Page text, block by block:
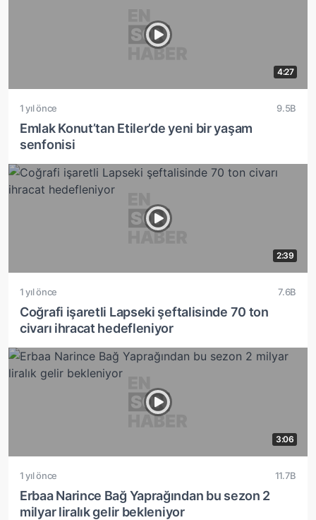
4:27
1 yıl önce 9.5B
Emlak Konut’tan Etiler’de yeni bir yaşam
senfonisi
2:39
1 yıl önce 7.6B
Coğrafi işaretli Lapseki şeftalisinde 70 ton
civarı ihracat hedefleniyor
3:06
1 yıl önce 11.7B
Erbaa Narince Bağ Yaprağından bu sezon 2
milyar liralık gelir bekleniyor